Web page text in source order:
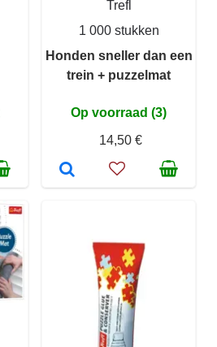
Trefl
1 000 stukken
Honden sneller dan een
trein + puzzelmat
Op voorraad (3)
14,50 €